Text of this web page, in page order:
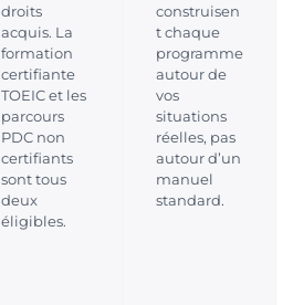
droits
acquis. La
formation
certifiante
TOEIC et les
parcours
PDC non
certifiants
sont tous
deux
éligibles.
construisen
t chaque
programme
autour de
vos
situations
réelles, pas
autour d’un
manuel
standard.